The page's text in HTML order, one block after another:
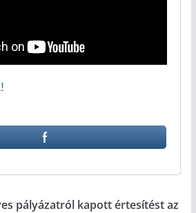
pályázatról kapott értesítést az